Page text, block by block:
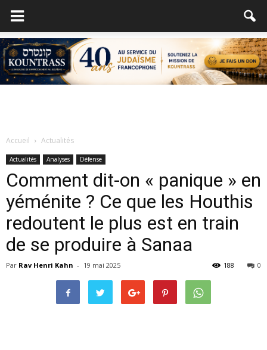
Accueil Actualités
Actualités Analyses Défense
Comment dit-on « panique » en
yéménite ? Ce que les Houthis
redoutent le plus est en train
de se produire à Sanaa
Par Rav Henri Kahn - 19 mai 2025 0
188